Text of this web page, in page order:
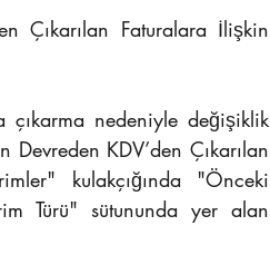
Çıkarılan Faturalara İlişkin
çıkarma nedeniyle değişiklik
KDV’den Çıkarılan
kulakçığında "Önceki
Türü" sütununda yer alan